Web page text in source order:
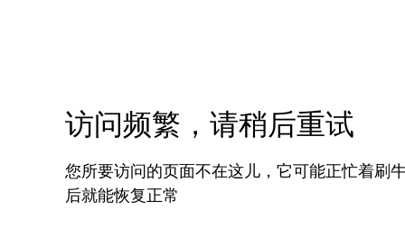
访问频繁，请稍后重试
您所要访问的页面不在这儿，它可能正忙着刷
后就能恢复正常